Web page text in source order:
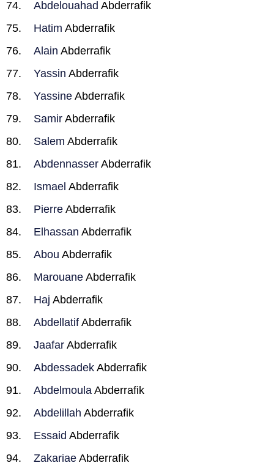
Abdelouahad Abderrafik
Hatim Abderrafik
Alain Abderrafik
Yassin Abderrafik
Yassine Abderrafik
Samir Abderrafik
Salem Abderrafik
Abdennasser Abderrafik
Ismael Abderrafik
Pierre Abderrafik
Elhassan Abderrafik
Abou Abderrafik
Marouane Abderrafik
Haj Abderrafik
Abdellatif Abderrafik
Jaafar Abderrafik
Abdessadek Abderrafik
Abdelmoula Abderrafik
Abdelillah Abderrafik
Essaid Abderrafik
Zakariae Abderrafik